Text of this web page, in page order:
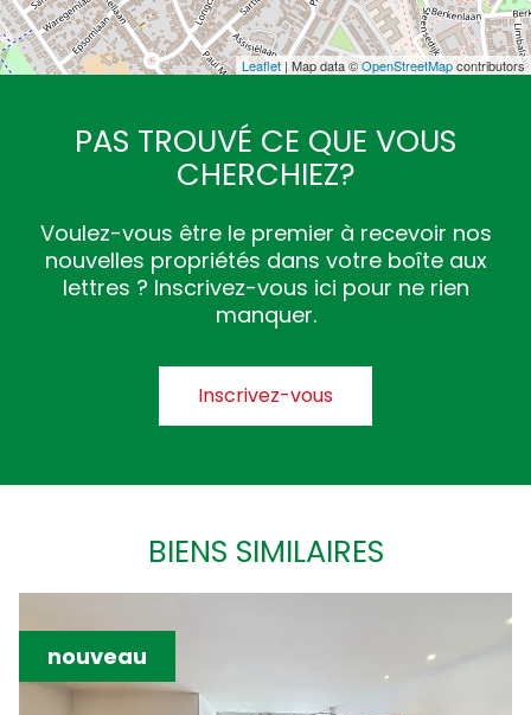
Leaflet | Map data ©OpenStreetMapcontributors
PAS TROUVÉ CE QUE VOUS
CHERCHIEZ?
Voulez-vous être le premier à recevoir nos
nouvelles propriétés dans votre boîte aux
lettres ? Inscrivez-vous ici pour ne rien
manquer.
Inscrivez-vous
BIENS SIMILAIRES
nouveau